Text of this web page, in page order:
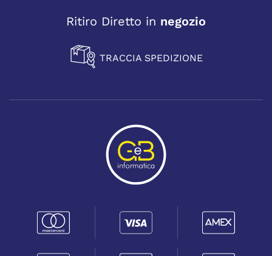
Ritiro Diretto in negozio
TRACCIA SPEDIZIONE